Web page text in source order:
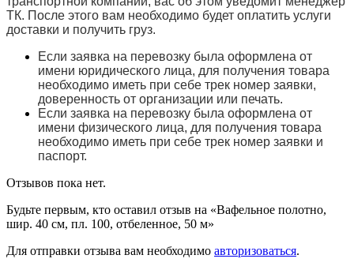
ТК. После этого вам необходимо будет оплатить услуги
доставки и получить груз.
Если заявка на перевозку была оформлена от
имени юридического лица, для получения товара
необходимо иметь при себе трек номер заявки,
доверенность от организации или печать.
Если заявка на перевозку была оформлена от
имени физического лица, для получения товара
необходимо иметь при себе трек номер заявки и
паспорт.
Отзывов пока нет.
Будьте первым, кто оставил отзыв на «Вафельное полотно,
шир. 40 см, пл. 100, отбеленное, 50 м»
Для отправки отзыва вам необходимо авторизоваться.